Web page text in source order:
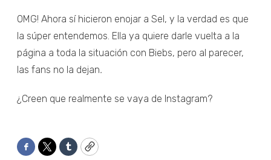
OMG! Ahora sí hicieron enojar a Sel, y la verdad es que
la súper entendemos. Ella ya quiere darle vuelta a la
página a toda la situación con Biebs, pero al parecer,
las fans no la dejan.
¿Creen que realmente se vaya de Instagram?
Facebook
TwitterTumblrCopy